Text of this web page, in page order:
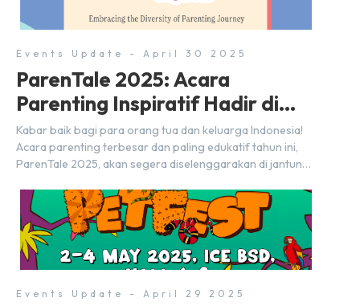
Events Update - April 30 2025
ParenTale 2025: Acara
Parenting Inspiratif Hadir di
BSD City!
Kabar baik bagi para orang tua dan keluarga Indonesia!
Acara parenting terbesar dan paling edukatif tahun ini,
ParenTale 2025, akan segera diselenggarakan di jantung
5, ICE BSD, acara ini akan berlangsung selama tiga hari
penuh, yaitu pada 2 hingga 4 Mei 2025. Diselenggarakan
oleh Parentstory dan […]
Events Update - April 29 2025